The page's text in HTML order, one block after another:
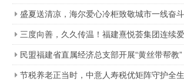
科学坐月子
盛夏送清凉，海尔爱心冷柜致敬城市一线奋
三度向善，久久传温！福建熹悦荟集团连续
助力金秋助学
民盟福建省直属经济总支部开展“黄丝带帮教
传进社区活动
节税养老正当时，中意人寿税优矩阵守护全